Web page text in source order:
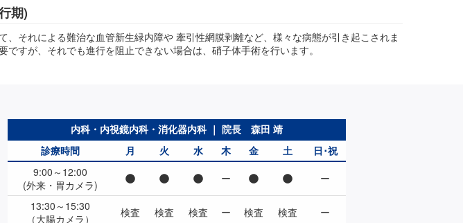
期)
、それによる難治な血管新生緑内障や 牽引性網膜剥離など、様々な病態が引き起こされま
すが、それでも進行を阻止できない場合は、硝子体手術を行います。
内科・内視鏡内科・消化器内科 ｜ 院長 森田 靖
診療時間 月 火 水 木 金 土
日･祝
9:00～ 12:00
(外来・胃カメラ)
ー
ー
13:30～ 15:30
（大腸カメラ）
検査 検査 検査 ー 検査 検査
ー